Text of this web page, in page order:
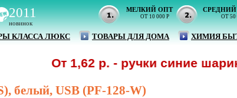
2011
новинок
МЕЛКИЙ ОПТ
ОТ 10 000 Р ОТ 50
КЛАССА ЛЮКС ТОВАРЫ ДЛЯ ДОМА ХИМИЯ
От 1,62 р. - ручки синие
белый, USB (PF-128-W)